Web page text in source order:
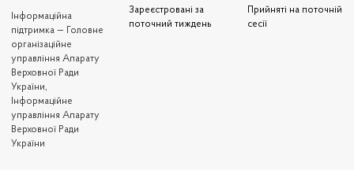
Iнформаційна
підтримка — Головне
організаційне
управління Апарату
Верховної Ради
України,
Інформаційне
управління Апарату
Верховної Ради
України
Зареєстровані за
поточний тиждень
Прийняті на поточній
сесії